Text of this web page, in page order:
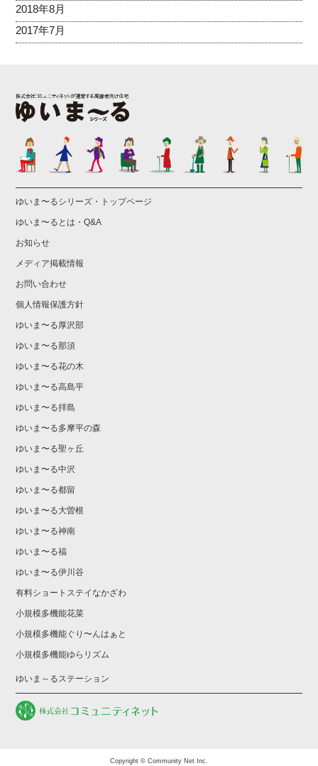
2018年8月
2017年7月
ゆいま〜るシリーズ・トップページ
ゆいま〜るとは・Q&A
お知らせ
メディア掲載情報
お問い合わせ
個人情報保護方針
ゆいま〜る厚沢部
ゆいま〜る那須
ゆいま〜る花の木
ゆいま〜る高島平
ゆいま〜る拝島
ゆいま〜る多摩平の森
ゆいま〜る聖ヶ丘
ゆいま〜る中沢
ゆいま〜る都留
ゆいま〜る大曽根
ゆいま〜る神南
ゆいま〜る福
ゆいま〜る伊川谷
有料ショートステイなかざわ
小規模多機能花菜
小規模多機能ぐり〜んはぁと
小規模多機能ゆらリズム
ゆいま～るステーション
Copyright © Community Net Inc.